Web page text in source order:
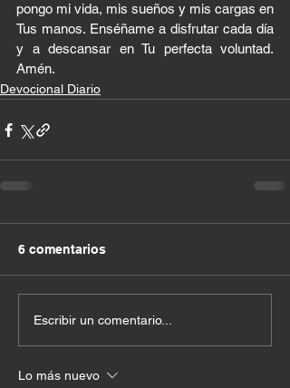
pongo mi vida, mis sueños y mis cargas en
Tus manos. Enséñame a disfrutar cada día
y a descansar en Tu perfecta voluntad.
Amén.
Devocional Diario
6 comentarios
Escribir un comentario...
Lo más nuevo